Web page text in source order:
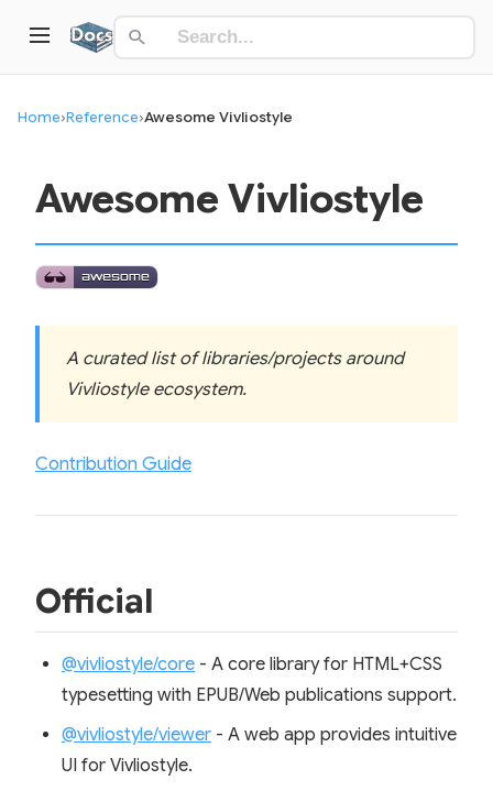
Home›Reference›Awesome Vivliostyle
Awesome Vivliostyle
A curated list of libraries/projects around
Vivliostyle ecosystem.
Contribution Guide
Official
@vivliostyle/core - A core library for HTML+CSS
typesetting with EPUB/Web publications support.
@vivliostyle/viewer - A web app provides intuitive
UI for Vivliostyle.